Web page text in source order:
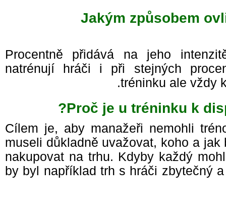
Jakým způsobem
Procentně přidává na jeho
natrénují hráči i při stejných
tréninku ale vždy
Proč je u tréninku k
Cílem je, aby manažeři nemohli
museli důkladně uvažovat, koho a
nakupovat na trhu. Kdyby každý
by byl například trh s hráči zbytečný